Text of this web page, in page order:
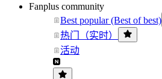
Fanplus community
Best popular (Best of best)
热门（实时）
活动